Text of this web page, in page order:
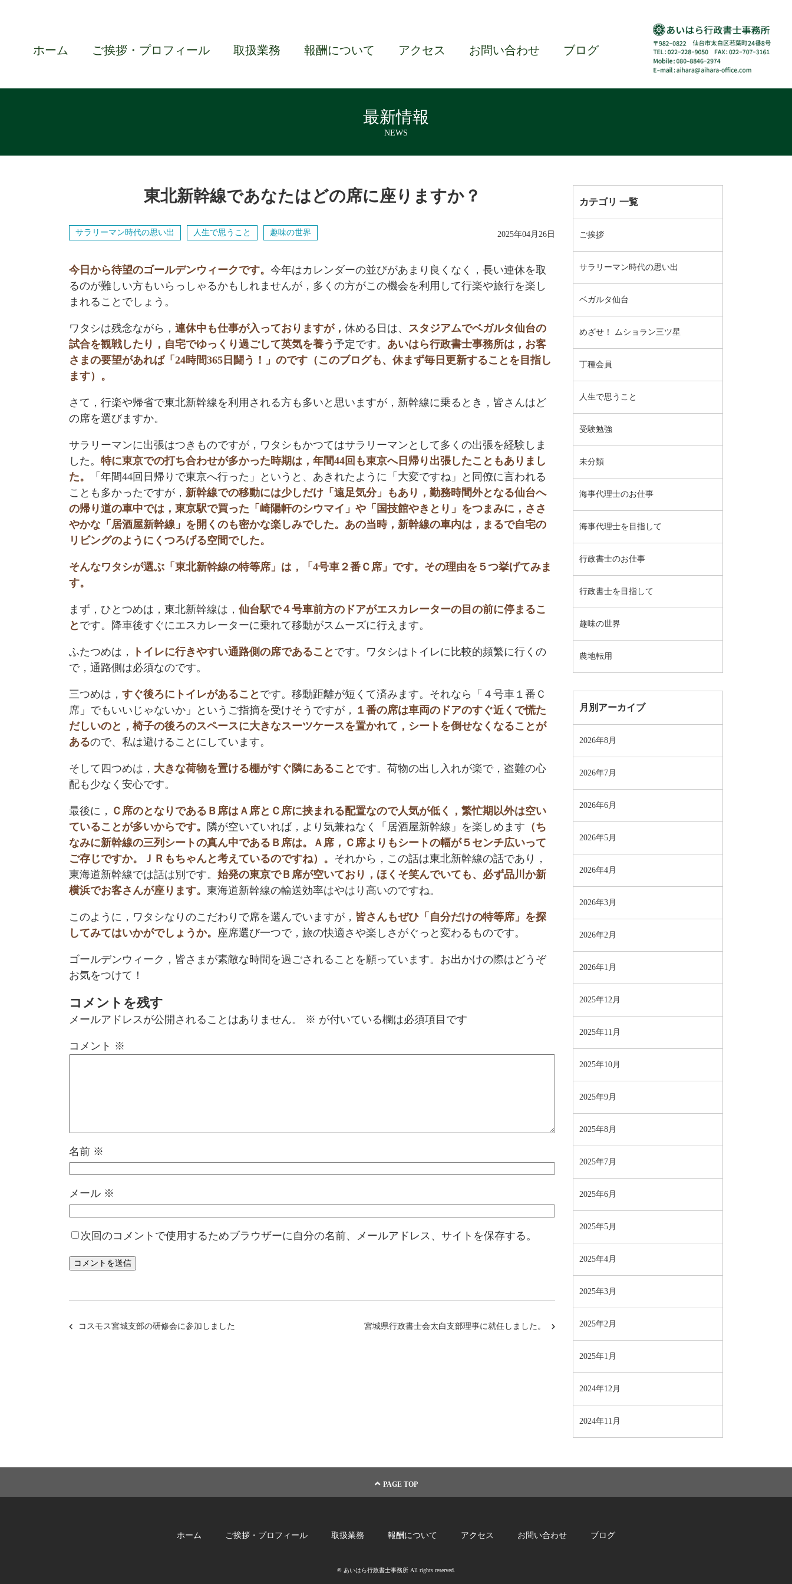
ホーム ご挨拶・プロフィール 取扱業務 報酬について アクセス お問い合わせ ブログ
最新情報
NEWS
東北新幹線であなたはどの席に座りますか？
サラリーマン時代の思い出 人生で思うこと 趣味の世界 2025年04月26日
今日から待望のゴールデンウィークです。 今年はカレンダーの並びがあまり良くなく，長い連休を取
るのが難しい方もいらっしゃるかもしれませんが，多くの方がこの機会を利用して行楽や旅行を楽し
まれることでしょう。
ワタシは残念ながら， 連休中も仕事が入っておりますが， 休める日は、 スタジアムでベガルタ仙台の
試合を観戦したり，自宅でゆっくり過ごして英気を養う 予定です。 あいはら行政書士事務所は，お客
さまの要望があれば「24時間365日闘う！」のです（このブログも、休まず毎日更新することを目指し
ます）。
さて，行楽や帰省で東北新幹線を利用される方も多いと思いますが，新幹線に乗るとき，皆さんはど
の席を選びますか。
サラリーマンに出張はつきものですが，ワタシもかつてはサラリーマンとして多くの出張を経験しま
した。 特に東京での打ち合わせが多かった時期は，年間44回も東京へ日帰り出張したこともありまし
た。
「年間44回日帰りで東京へ行った」というと、あきれたように「大変ですね」と同僚に言われる
ことも多かったですが， 新幹線での移動には少しだけ「遠足気分」もあり，勤務時間外となる仙台へ
の帰り道の車中では，東京駅で買った「崎陽軒のシウマイ」や「国技館やきとり」をつまみに，ささ
やかな「居酒屋新幹線」を開くのも密かな楽しみでした。あの当時，新幹線の車内は，まるで自宅の
リビングのようにくつろげる空間でした。
そんなワタシが選ぶ「東北新幹線の特等席」は，「4号車２番Ｃ席」です。その理由を５つ挙げてみま
す。
まず，ひとつめは，東北新幹線は， 仙台駅で４号車前方のドアがエスカレーターの目の前に停まるこ
と です。降車後すぐにエスカレーターに乗れて移動がスムーズに行えます。
ふたつめは， トイレに行きやすい通路側の席であること です。ワタシはトイレに比較的頻繁に行くの
で，通路側は必須なのです。
三つめは， すぐ後ろにトイレがあること です。移動距離が短くて済みます。それなら「４号車１番Ｃ
席」でもいいじゃないか」というご指摘を受けそうですが， １番の席は車両のドアのすぐ近くで慌た
だしいのと，椅子の後ろのスペースに大きなスーツケースを置かれて，シートを倒せなくなることが
あるので、私は避けることにしています。
そして四つめは， 大きな荷物を置ける棚がすぐ隣にあること です。荷物の出し入れが楽で，盗難の心
配も少なく安心です。
最後に， Ｃ席のとなりであるＢ席はＡ席とＣ席に挟まれる配置なので人気が低く，繁忙期以外は空い
ていることが多いからです。 隣が空いていれば，より気兼ねなく「居酒屋新幹線」を楽しめます （ち
なみに新幹線の三列シートの真ん中であるＢ席は。Ａ席，Ｃ席よりもシートの幅が５センチ広いって
ご存じですか。ＪＲもちゃんと考えているのですね）。 それから，この話は東北新幹線の話であり，
東海道新幹線では話は別です。 始発の東京でＢ席が空いており，ほくそ笑んでいても、必ず品川か新
横浜でお客さんが座ります。 東海道新幹線の輸送効率はやはり高いのですね。
このように，ワタシなりのこだわりで席を選んでいますが， 皆さんもぜひ「自分だけの特等席」を探
してみてはいかがでしょうか。 座席選び一つで，旅の快適さや楽しさがぐっと変わるものです。
ゴールデンウィーク，皆さまが素敵な時間を過ごされることを願っています。お出かけの際はどうぞ
お気をつけて！
コメントを残す
メールアドレスが公開されることはありません。 ※ が付いている欄は必須項目です
コメント ※
名前 ※
メール ※
次回のコメントで使用するためブラウザーに自分の名前、メールアドレス、サイトを保存する。
コスモス宮城支部の研修会に参加しました 宮城県行政書士会太白支部理事に就任しました。
カテゴリ 一覧
ご挨拶
サラリーマン時代の思い出
ベガルタ仙台
めざせ！ ムショラン三ツ星
丁種会員
人生で思うこと
受験勉強
未分類
海事代理士のお仕事
海事代理士を目指して
行政書士のお仕事
行政書士を目指して
趣味の世界
農地転用
月別アーカイブ
2026年8月
2026年7月
2026年6月
2026年5月
2026年4月
2026年3月
2026年2月
2026年1月
2025年12月
2025年11月
2025年10月
2025年9月
2025年8月
2025年7月
2025年6月
2025年5月
2025年4月
2025年3月
2025年2月
2025年1月
2024年12月
2024年11月
PAGE TOP
ホーム ご挨拶・プロフィール 取扱業務 報酬について アクセス お問い合わせ ブログ
© あいはら行政書士事務所 All rights reserved.